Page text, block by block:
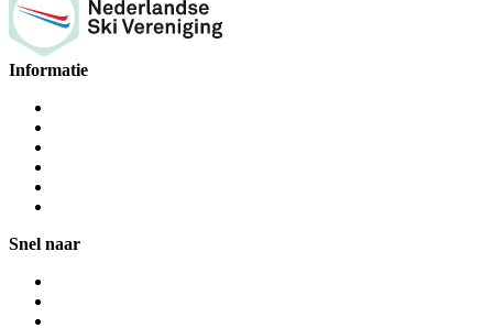
Informatie
Snel naar